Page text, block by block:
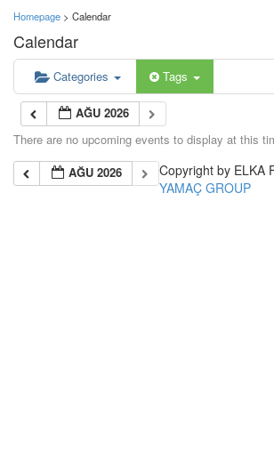
Homepage > Calendar
Calendar
Categories Tags
AĞU 2026
There are no upcoming events to display at this
AĞU 2026
Copyright by ELKA
YAMAÇ GROUP